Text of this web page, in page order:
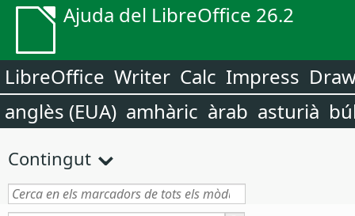
Ajuda del LibreOffice 26.2
LibreOffice Writer Calc Impress
anglès (EUA) amhàric àrab asturià
Contingut